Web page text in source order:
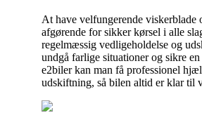
At have velfungerende
afgørende for sikker kørsel i alle
regelmæssig vedligeholdelse og
undgå farlige situationer og sikre
e2biler kan man få professionel
udskiftning, så bilen altid er klar til